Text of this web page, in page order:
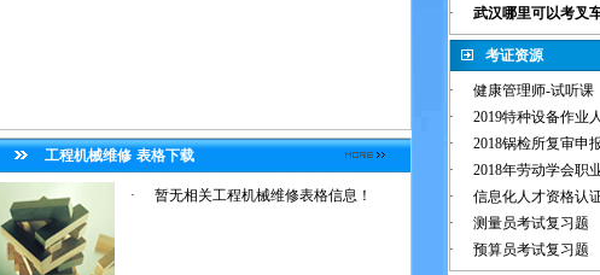
工程机械维修 表格下载
· 暂无相关工程机械维修表格信息！
·
武汉哪里可以考叉
考证资源
·
健康管理师-试听课
·
2019特种设备作业
·
2018锅检所复审申
·
2018年劳动学会职
·
信息化人才资格认
·
测量员考试复习题
·
预算员考试复习题